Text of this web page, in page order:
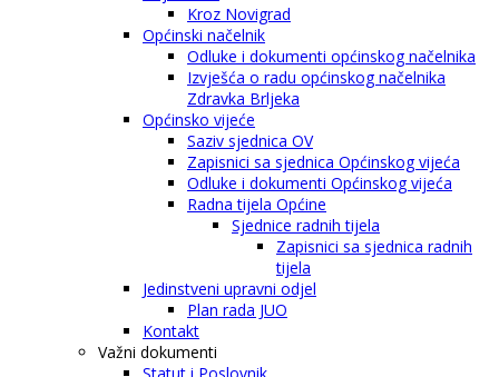
Kroz Novigrad
Općinski načelnik
Odluke i dokumenti općinskog načelnika
Izvješća o radu općinskog načelnika
Zdravka Brljeka
Općinsko vijeće
Saziv sjednica OV
Zapisnici sa sjednica Općinskog vijeća
Odluke i dokumenti Općinskog vijeća
Radna tijela Općine
Sjednice radnih tijela
Zapisnici sa sjednica radnih
tijela
Jedinstveni upravni odjel
Plan rada JUO
Kontakt
Važni dokumenti
Statut i Poslovnik